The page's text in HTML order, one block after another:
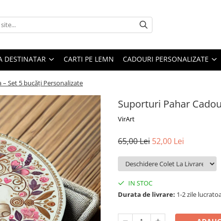
DESTINATAR CARTI PE LEMN CADOURI PERSONALIZATE
Set 5 bucăți Personalizate
Suporturi Pahar
VirArt
65,00 Lei 52,00 Lei
IN STOC
Durata de livrare: 1-2 zile